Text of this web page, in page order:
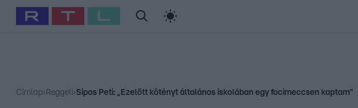
Babits Marcella Szellő István Most Wanted
Címlap› Reggeli›Sipos Peti: „Ezelőtt kötényt általános iskolában egy focimeccsen kaptam”